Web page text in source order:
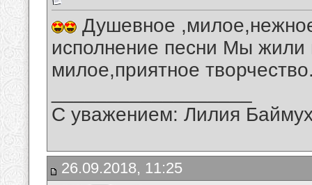
Душевное
исполнение песни Мы жили
милое,приятное
С уважением: Лилия
26.09.2018, 11:25